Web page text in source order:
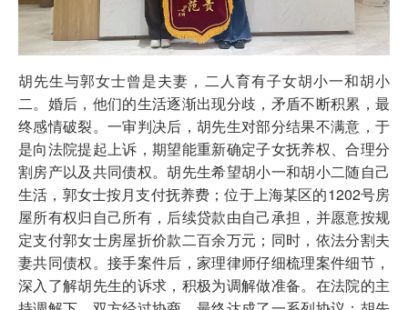
胡先生与郭女士曾是夫妻，二人育有子女胡小一和胡小
二。婚后，他们的生活逐渐出现分歧，矛盾不断积累，最
终感情破裂。一审判决后，胡先生对部分结果不满意，于
是向法院提起上诉，期望能重新确定子女抚养权、合理分
割房产以及共同债权。胡先生希望胡小一和胡小二随自己
生活，郭女士按月支付抚养费；位于上海某区的1202号房
屋所有权归自己所有，后续贷款由自己承担，并愿意按规
定支付郭女士房屋折价款二百余万元；同时，依法分割夫
妻共同债权。接手案件后，家理律师仔细梳理案件细节，
深入了解胡先生的诉求，积极为调解做准备。在法院的主